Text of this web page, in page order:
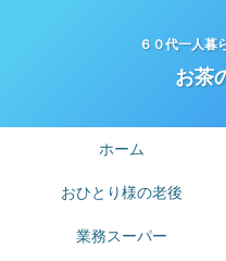
６０代一人暮
お茶
ホーム
おひとり様の老後
業務スーパー